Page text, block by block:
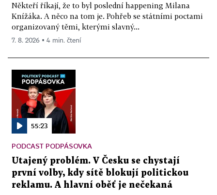
Někteří říkají, že to byl poslední happening Milana
Knížáka. A něco na tom je. Pohřeb se státními poctami
organizovaný těmi, kterými slavný...
7. 8. 2026 ▪ 4 min. čtení
55:23
PODCAST PODPÁSOVKA
Utajený problém. V Česku se chystají
první volby, kdy sítě blokují politickou
reklamu. A hlavní oběť je nečekaná